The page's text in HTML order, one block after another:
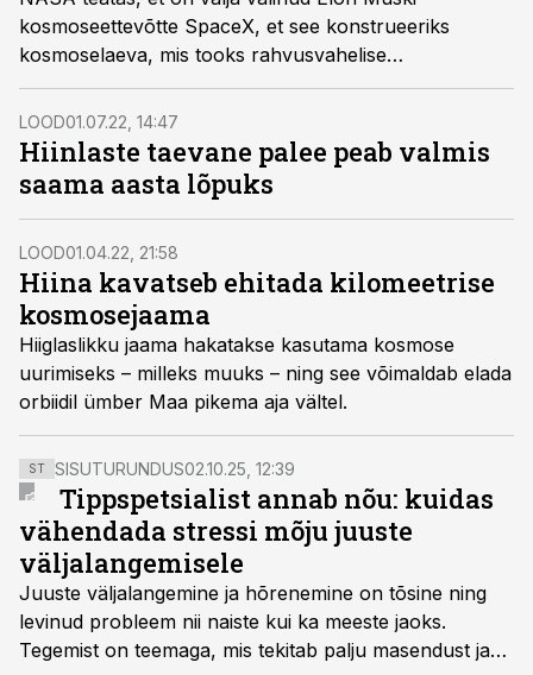
kosmoseettevõtte SpaceX, et see konstrueeriks
kosmoselaeva, mis tooks rahvusvahelise
kosmosejaama (ISS) pärast selle töö lõppemist 2030.
aastal orbiidilt ümber Maa alla. Kosmosejaam - või see,
mis jaamast järgi jääb -, uputatakse seejärel Vaiksesse
ookeani.
LOOD01.07.22, 14:47
Hiinlaste taevane palee peab valmis
saama aasta lõpuks
LOOD01.04.22, 21:58
Hiina kavatseb ehitada kilomeetrise
kosmosejaama
Hiiglaslikku jaama hakatakse kasutama kosmose
uurimiseks – milleks muuks – ning see võimaldab elada
orbiidil ümber Maa pikema aja vältel.
ST SISUTURUNDUS02.10.25, 12:39
Tippspetsialist annab nõu: kuidas
vähendada stressi mõju juuste
väljalangemisele
Juuste väljalangemine ja hõrenemine on tõsine ning
levinud probleem nii naiste kui ka meeste jaoks.
Tegemist on teemaga, mis tekitab palju masendust ja